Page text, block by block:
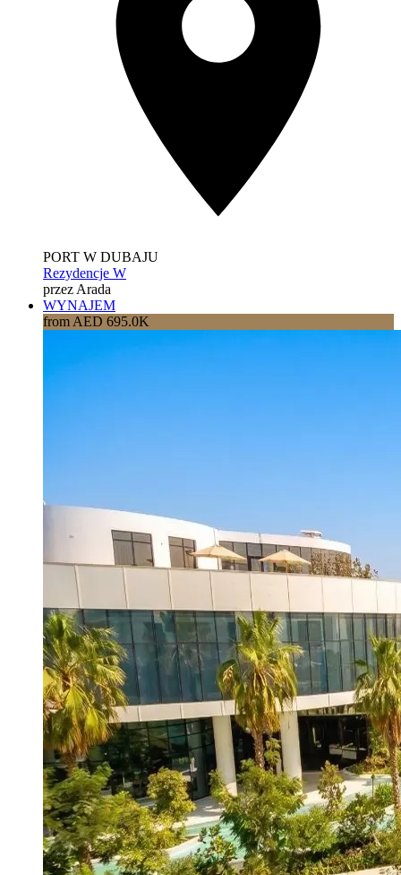
PORT W DUBAJU
Rezydencje W
przez Arada
WYNAJEM
from AED 695.0K